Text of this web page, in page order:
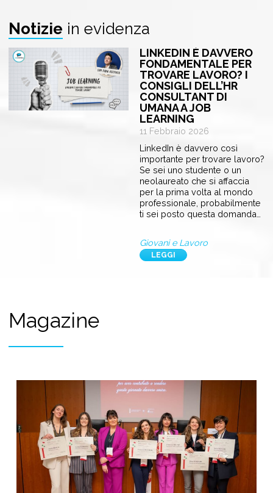
Notizie in evidenza
LINKEDIN È DAVVERO
FONDAMENTALE PER
TROVARE LAVORO? I
CONSIGLI DELL’HR
CONSULTANT DI
UMANA A JOB
LEARNING
11 Febbraio 2026
LinkedIn è davvero così
importante per trovare lavoro?
Se sei uno studente o un
neolaureato che si affaccia
per la prima volta al mondo
professionale, probabilmente
ti sei posto questa domanda…
Giovani e Lavoro
LEGGI
Magazine